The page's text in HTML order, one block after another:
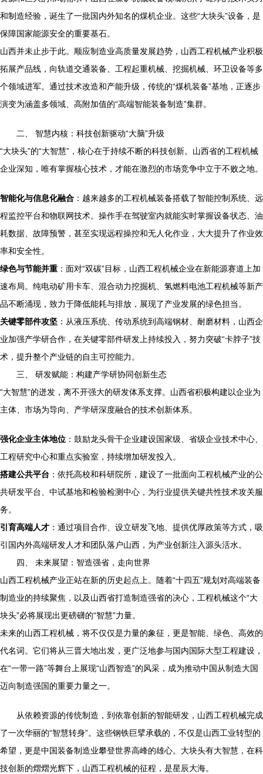
和制造经验，诞生了一批国内外知名的煤机企业。这些“大块头”设备，是
保障国家能源安全的重要基石。
山西并未止步于此。顺应制造业高质量发展趋势，山西工程机械产业积极
拓展产品线，向轨道交通装备、工程起重机械、挖掘机械、环卫设备等多
个领域进军。通过技术改造和产能升级，传统的“煤机装备”基地，正逐步
演变为涵盖多领域、高附加值的“高端智能装备制造”集群。
二、 智慧内核：科技创新驱动“大脑”升级
“大块头”的“大智慧”，核心在于持续不断的科技创新。山西省的工程机械
企业深知，唯有掌握核心技术，才能在激烈的市场竞争中立于不败之地。
智能化与信息化融合 ：越来越多的工程机械装备搭载了智能控制系统、远
程监控平台和物联网技术。操作手在驾驶室内就能实时掌握设备状态、油
耗数据、故障预警，甚至实现远程操控和无人化作业，大大提升了作业效
率和安全性。
绿色与节能并重 ：面对“双碳”目标，山西工程机械企业在新能源赛道上加
速布局。纯电动矿用卡车、混合动力挖掘机、氢燃料电池工程机械等新产
品不断涌现，致力于降低能耗与排放，展现了产业发展的绿色担当。
关键零部件攻坚 ：从液压系统、传动系统到高端钢材、耐磨材料，山西企
业加强产学研合作，在关键零部件研发上持续投入，努力突破“卡脖子”技
术，提升整个产业链的自主可控能力。
三、 研发赋能：构建产学研协同创新生态
“大智慧”的迸发，离不开强大的研发体系支撑。山西省积极构建以企业为
主体、市场为导向、产学研深度融合的技术创新体系。
强化企业主体地位 ：鼓励龙头骨干企业建设国家级、省级企业技术中心、
工程研究中心和重点实验室，持续增加研发投入。
搭建公共平台 ：依托高校和科研院所，建设了一批面向工程机械产业的公
共研发平台、中试基地和检验检测中心，为行业提供关键共性技术攻关服
务。
引育高端人才 ：通过项目合作、设立研发飞地、提供优厚政策等方式，吸
引国内外高端研发人才和团队落户山西，为产业创新注入源头活水。
四、 未来展望：智造强省，走向世界
山西工程机械产业正站在新的历史起点上。随着“十四五”规划对高端装备
制造业的持续聚焦，以及山西省打造制造强省的决心，工程机械这个“大
块头”必将展现出更磅礴的“智慧”力量。
未来的山西工程机械，将不仅仅是力量的象征，更是智能、绿色、高效的
代名词。它们将从三晋大地出发，更广泛地参与国内国际大型工程建设，
在“一带一路”等舞台上展现“山西智造”的风采，成为推动中国从制造大国
迈向制造强国的重要力量之一。
从依赖资源的传统制造，到依靠创新的智能研发，山西工程机械完成
了一次华丽的“智慧转身”。这些钢铁巨擘承载的，不仅是山西工业转型的
希望，更是中国装备制造业攀登世界高峰的雄心。大块头有大智慧，在科
技创新的熠熠光辉下，山西工程机械的征程，是星辰大海。